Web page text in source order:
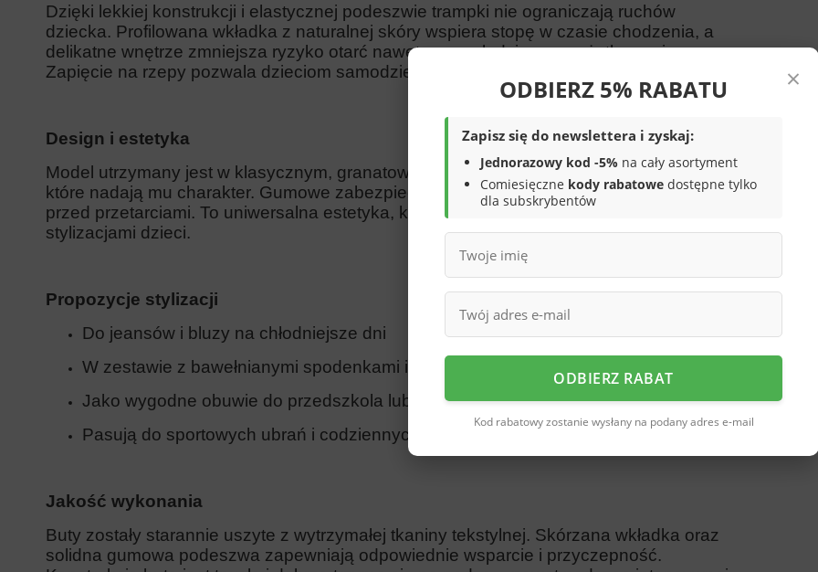
Dzięki lekkiej konstrukcji i elastycznej podeszwie trampki nie ograniczają ruchów
dziecka. Profilowana wkładka z naturalnej skóry wspiera stopę w czasie chodzenia, a
delikatne wnętrze zmniejsza ryzyko otarć nawet przy całodziennym użytkowaniu.
Zapięcie na rzepy pozwala dzieciom samodzielnie i szybko zakładać obuwie.
Design i estetyka
Model utrzymany jest w klasycznym, granatowym kolorze z subtelnymi przeszyciami,
które nadają mu charakter. Gumowe zabezpieczenie noska zwiększa trwałość i chroni
przed przetarciami. To uniwersalna estetyka, która dobrze komponuje się z codziennymi
stylizacjami dzieci.
Propozycje stylizacji
Do jeansów i bluzy na chłodniejsze dni
W zestawie z bawełnianymi spodenkami i T-shirtem do szkoły
Jako wygodne obuwie do przedszkola lub na plac zabaw
Pasują do sportowych ubrań i codziennych outfitów
Jakość wykonania
Buty zostały starannie uszyte z wytrzymałej tkaniny tekstylnej. Skórzana wkładka oraz
solidna gumowa podeszwa zapewniają odpowiednie wsparcie i przyczepność.
×
ODBIERZ 5% RABATU
Zapisz się do newslettera i zyskaj:
Jednorazowy kod -5% na cały asortyment
Comiesięczne kody rabatowe dostępne tylko
dla subskrybentów
ODBIERZ RABAT
Kod rabatowy zostanie wysłany na podany adres e-mail